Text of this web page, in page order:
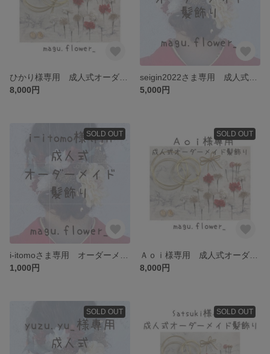
8,000円
5,000円
SOLD OUT
1,000円
SOLD OUT
8,000円
SOLD OUT SOLD OUT